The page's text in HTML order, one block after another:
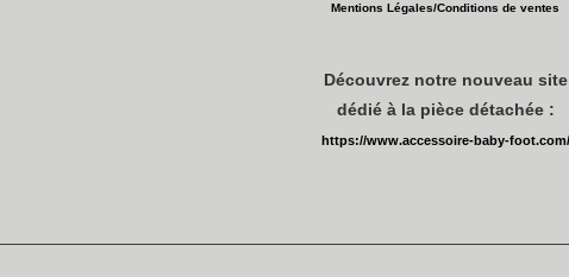
Mentions Légales/Conditions de ventes
Découvrez notre nouveau site
dédié à la pièce détachée :
https://www.accessoire-baby-foot.com/